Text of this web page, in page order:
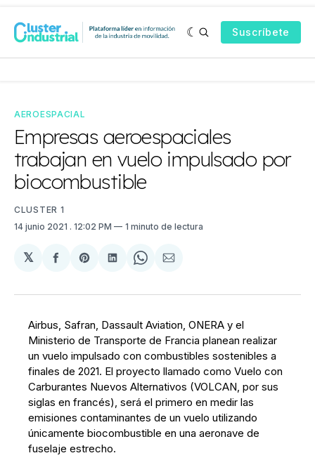
Suscríbete
AEROESPACIAL
Empresas aeroespaciales
trabajan en vuelo impulsado por
biocombustible
CLUSTER 1
14 junio 2021 . 12:02 PM 1 minuto de lectura
𝕏
Compartir
Facebook
Share
Pinterest
Compartir
LinkedIn
Share
WhatsApp
Compartir
Email
Airbus, Safran, Dassault Aviation, ONERA y el
Ministerio de Transporte de Francia planean realizar
un vuelo impulsado con combustibles sostenibles a
finales de 2021. El proyecto llamado como Vuelo con
Carburantes Nuevos Alternativos (VOLCAN, por sus
siglas en francés), será el primero en medir las
emisiones contaminantes de un vuelo utilizando
únicamente biocombustible en una aeronave de
fuselaje estrecho.